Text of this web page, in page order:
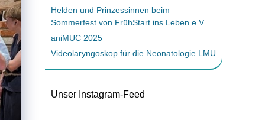
Helden und Prinzessinnen beim
Sommerfest von FrühStart ins Leben e.V.
aniMUC 2025
Videolaryngoskop für die Neonatologie LMU
Unser Instagram-Feed